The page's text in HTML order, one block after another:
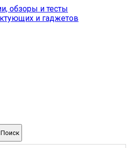
Поиск